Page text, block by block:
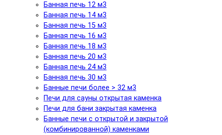
Банная печь 12 м3
Банная печь 14 м3
Банная печь 15 м3
Банная печь 16 м3
Банная печь 18 м3
Банная печь 20 м3
Банная печь 24 м3
Банная печь 30 м3
Банные печи более > 32 м3
Печи для сауны открытая каменка
Печи для бани закрытая каменка
Банные печи с открытой и закрытой
(комбинированной) каменками